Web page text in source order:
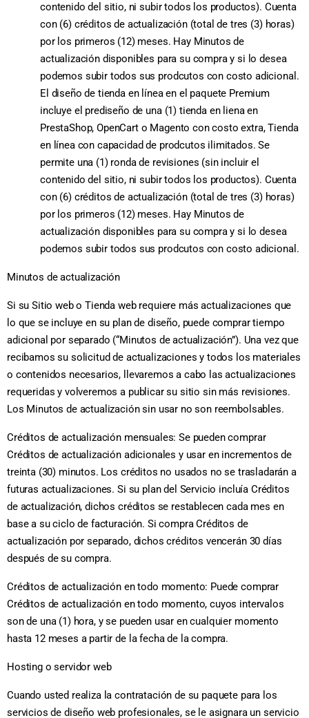
contenido del sitio, ni subir todos los productos). Cuenta
con (6) créditos de actualización (total de tres (3) horas)
por los primeros (12) meses. Hay Minutos de
actualización disponibles para su compra y si lo desea
podemos subir todos sus prodcutos con costo adicional.
El diseño de tienda en línea en el paquete Premium
incluye el prediseño de una (1) tienda en liena en
PrestaShop, OpenCart o Magento con costo extra, Tienda
en línea con capacidad de prodcutos ilimitados. Se
permite una (1) ronda de revisiones (sin incluir el
contenido del sitio, ni subir todos los productos). Cuenta
con (6) créditos de actualización (total de tres (3) horas)
por los primeros (12) meses. Hay Minutos de
actualización disponibles para su compra y si lo desea
podemos subir todos sus prodcutos con costo adicional.
Minutos de actualización
Si su Sitio web o Tienda web requiere más actualizaciones que
lo que se incluye en su plan de diseño, puede comprar tiempo
adicional por separado (“Minutos de actualización”). Una vez que
recibamos su solicitud de actualizaciones y todos los materiales
o contenidos necesarios, llevaremos a cabo las actualizaciones
requeridas y volveremos a publicar su sitio sin más revisiones.
Los Minutos de actualización sin usar no son reembolsables.
Créditos de actualización mensuales: Se pueden comprar
Créditos de actualización adicionales y usar en incrementos de
treinta (30) minutos. Los créditos no usados no se trasladarán a
futuras actualizaciones. Si su plan del Servicio incluía Créditos
de actualización, dichos créditos se restablecen cada mes en
base a su ciclo de facturación. Si compra Créditos de
actualización por separado, dichos créditos vencerán 30 días
después de su compra.
Créditos de actualización en todo momento: Puede comprar
Créditos de actualización en todo momento, cuyos intervalos
son de una (1) hora, y se pueden usar en cualquier momento
hasta 12 meses a partir de la fecha de la compra.
Hosting o servidor web
Cuando usted realiza la contratación de su paquete para los
servicios de diseño web profesionales, se le asignara un servicio